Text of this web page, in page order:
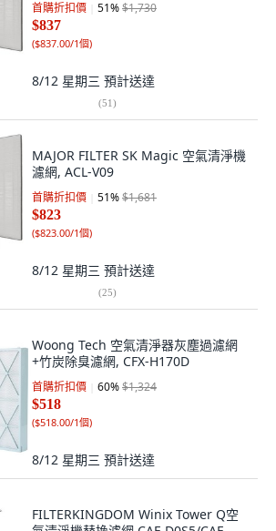
首購折扣價 51%$1,730
$837
($837.00/1個)
8/12 星期三 預計送達
(51)
MAJOR FILTER SK Magic 空氣清淨機
濾網, ACL-V09
首購折扣價 51%$1,681
$823
($823.00/1個)
8/12 星期三 預計送達
(25)
Woong Tech 空氣清淨器灰塵過濾網
+竹炭除臭濾網, CFX-H170D
首購折扣價 60%$1,324
$518
($518.00/1個)
8/12 星期三 預計送達
FILTERKINGDOM Winix Tower Q空